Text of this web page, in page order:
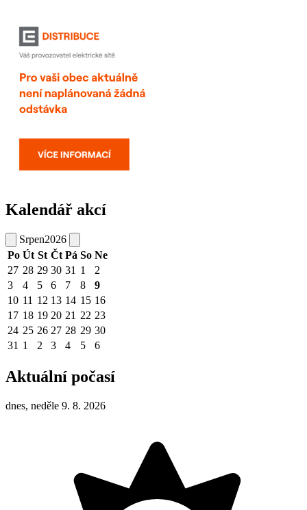
Kalendář akcí
Srpen2026
Po Út St Čt Pá So Ne
27 28 29 30 31 1
2
3
4 5 6 7 8
9
10 11 12 13 14 15 16
17 18 19 20 21 22 23
24 25 26 27 28 29 30
31 1 2 3 4 5 6
Aktuální počasí
dnes, neděle 9. 8. 2026